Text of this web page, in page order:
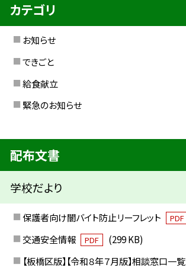
カテゴリ
お知らせ
できごと
給食献立
緊急のお知らせ
配布文書
学校だより
保護者向け闇バイト防止リーフレット PDF
交通安全情報
PDF
(299 KB)
【板橋区版】【令和８年７月版】相談窓口一覧